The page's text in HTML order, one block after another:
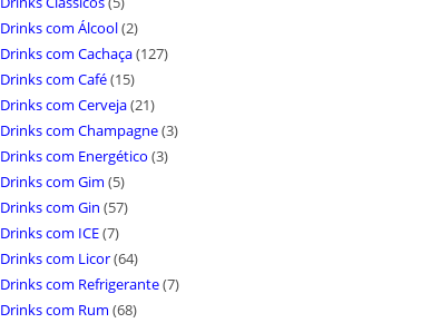
Drinks com Álcool(2)
Drinks com Cachaça(127)
Drinks com Café(15)
Drinks com Cerveja(21)
Drinks com Champagne(3)
Drinks com Energético (3)
Drinks com Gim (5)
Drinks com Gin (57)
Drinks com ICE(7)
Drinks com Licor(64)
Drinks com Refrigerante(7)
Drinks com Rum (68)